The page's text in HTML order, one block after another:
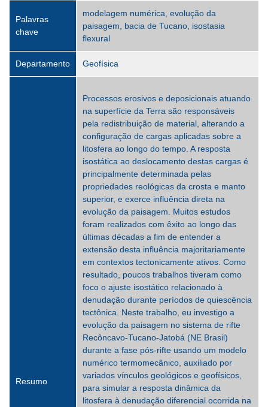
Palavras
chave
modelagem numérica, evolução da
paisagem, bacia de Tucano, isostasia
flexural
Departamento Geofísica
Resumo
Processos erosivos e deposicionais atuando
na superfície da Terra são responsáveis
pela redistribuição de material, alterando a
configuração de cargas aplicadas sobre a
litosfera ao longo do tempo. A resposta
isostática ao deslocamento destas cargas é
principalmente determinada pelas
propriedades reológicas da crosta e manto
superior, e exerce influência direta na
evolução da paisagem. Muitos estudos
foram realizados com êxito ao longo das
últimas décadas a fim de entender a
extensão desta influência majoritariamente
em contextos tectonicamente ativos. Como
resultado, poucos trabalhos tiveram como
foco o ajuste isostático relacionado à
denudação durante períodos de quiescência
tectônica. Neste trabalho, eu investigo a
evolução da paisagem no sistema de rifte
Recôncavo-Tucano-Jatobá (NE Brasil)
durante a fase pós-rifte usando um modelo
numérico termomecânico, auxiliado por
variados vínculos geológicos e geofísicos,
para simular a resposta dinâmica da
litosfera à denudação diferencial ocorrida na